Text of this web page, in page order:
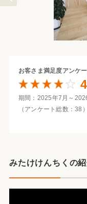
みたけけんちくの
お客さま満足度アンケ
期間：2025年7月～
（アンケート総数：38）